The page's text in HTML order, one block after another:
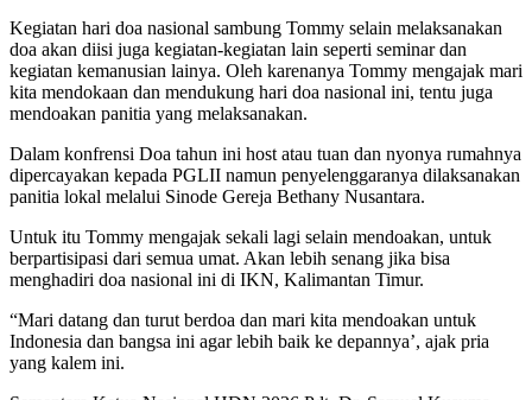
Kegiatan hari doa nasional sambung Tommy selain melaksanakan
doa akan diisi juga kegiatan-kegiatan lain seperti seminar dan
kegiatan kemanusian lainya. Oleh karenanya Tommy mengajak mari
kita mendokaan dan mendukung hari doa nasional ini, tentu juga
mendoakan panitia yang melaksanakan.
Dalam konfrensi Doa tahun ini host atau tuan dan nyonya rumahnya
dipercayakan kepada PGLII namun penyelenggaranya dilaksanakan
panitia lokal melalui Sinode Gereja Bethany Nusantara.
Untuk itu Tommy mengajak sekali lagi selain mendoakan, untuk
berpartisipasi dari semua umat. Akan lebih senang jika bisa
menghadiri doa nasional ini di IKN, Kalimantan Timur.
“Mari datang dan turut berdoa dan mari kita mendoakan untuk
Indonesia dan bangsa ini agar lebih baik ke depannya’, ajak pria
yang kalem ini.